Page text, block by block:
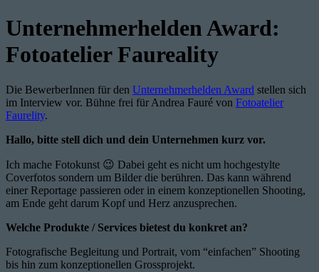
Unternehmerhelden Award:
Fotoatelier Faureality
Die BewerberInnen für den Unternehmerhelden Award stellen sich
im Interview vor. Bühne frei für Andrea Fauré von Fotoatelier
Faurelity.
Hallo, bitte stell dich und dein Unternehmen kurz vor.
Ich mache Fotokunst 😉 Dabei geht es nicht um hochgestylte
Coverfotos sondern um Bilder die berühren. Das kann während
einer Reportage passieren oder in einem konzeptionellen Shooting,
am Ende geht darum Kopf und Herz anzusprechen.
Welche Produkte / Services bietest du konkret an?
Fotografische Begleitung und Portrait, vom “einfachen” Shooting
bis hin zum konzeptionellen Grossprojekt.